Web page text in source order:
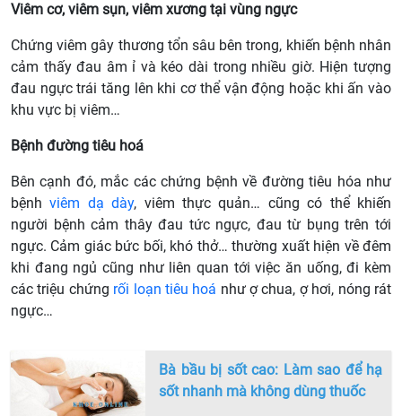
Viêm cơ, viêm sụn, viêm xương tại vùng ngực
Chứng viêm gây thương tổn sâu bên trong, khiến bệnh nhân
cảm thấy đau âm ỉ và kéo dài trong nhiều giờ. Hiện tượng
đau ngực trái tăng lên khi cơ thể vận động hoặc khi ấn vào
khu vực bị viêm…
Bệnh đường tiêu hoá
Bên cạnh đó, mắc các chứng bệnh về đường tiêu hóa như
bệnhviêm dạ dày, viêm thực quản… cũng có thể khiến
người bệnh cảm thây đau tức ngực, đau từ bụng trên tới
ngực. Cảm giác bức bối, khó thở… thường xuất hiện về đêm
khi đang ngủ cũng như liên quan tới việc ăn uống, đi kèm
các triệu chứng rối loạn tiêu hoá như ợ chua, ợ hơi, nóng rát
ngực…
Bà bầu bị sốt cao: Làm sao để hạ
sốt nhanh mà không dùng thuốc